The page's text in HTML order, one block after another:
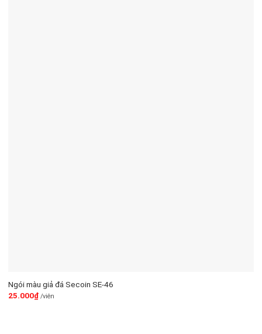
Ngói màu giả đá Secoin SE-46
25.000₫/viên